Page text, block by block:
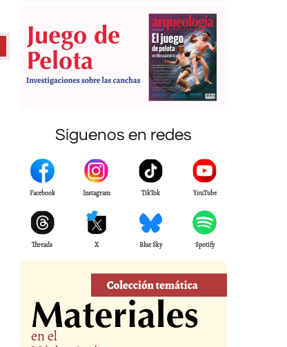
Síguenos en redes
Facebook Instagram TikTok YouTube
Threads X Blue Sky Spotify